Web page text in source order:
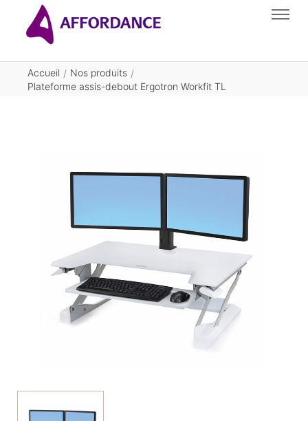
Accueil / Nos produits /
Plateforme assis-debout Ergotron Workfit TL